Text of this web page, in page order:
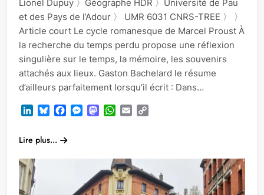
Lionel Dupuy 〉Géographe HDR 〉Université de Pau
et des Pays de l’Adour 〉 UMR 6031 CNRS-TREE 〉 〉
Article court Le cycle romanesque de Marcel Proust À
la recherche du temps perdu propose une réflexion
singulière sur le temps, la mémoire, les souvenirs
attachés aux lieux. Gaston Bachelard le résume
d’ailleurs parfaitement lorsqu’il écrit : Dans…
LinkedInBlueskyFacebook
Messenger
Mastodon
WhatsApp
Email
Lire plus...